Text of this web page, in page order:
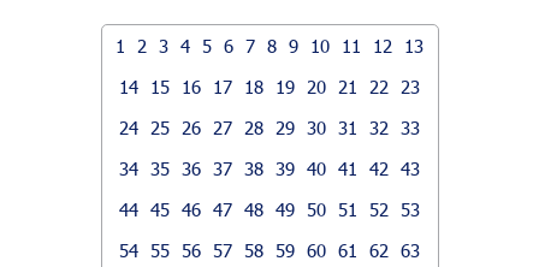
1 2 3 4 5 6 7 8 9 10 11 12
13
14
15 16 17 18 19 20 21 22
23
24
25 26 27 28 29 30 31 32
33
34 35 36 37 38 39 40 41 42
43
44 45 46 47 48 49 50 51 52
53
54 55 56 57 58 59 60 61 62
63